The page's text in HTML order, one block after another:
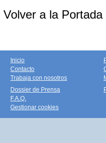
Volver a la Portada
Inicio
Contacto
Trabaja con nosotros
Dossier de Prensa
F.A.Q.
Gestionar cookies